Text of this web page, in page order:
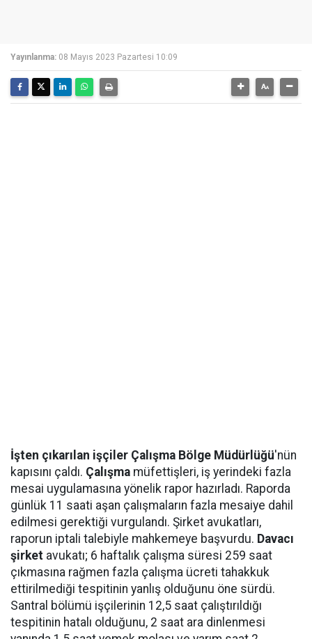
Yayınlanma: 08 Mayıs 2023 Pazartesi 10:09
İşten çıkarılan işçiler Çalışma Bölge Müdürlüğü'nün
kapısını çaldı. Çalışma müfettişleri, iş yerindeki fazla
mesai uygulamasına yönelik rapor hazırladı. Raporda
günlük 11 saati aşan çalışmaların fazla mesaiye dahil
edilmesi gerektiği vurgulandı. Şirket avukatları,
raporun iptali talebiyle mahkemeye başvurdu. Davacı
şirket avukatı; 6 haftalık çalışma süresi 259 saat
çıkmasına rağmen fazla çalışma ücreti tahakkuk
ettirilmediği tespitinin yanlış olduğunu öne sürdü.
Santral bölümü işçilerinin 12,5 saat çalıştırıldığı
tespitinin hatalı olduğunu, 2 saat ara dinlenmesi